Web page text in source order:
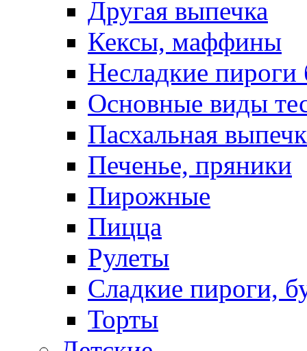
Другая выпечка
Кексы, маффины
Несладкие пироги
Основные виды
Пасхальная
Печенье, пряники
Пирожные
Пицца
Рулеты
Сладкие пироги,
Торты